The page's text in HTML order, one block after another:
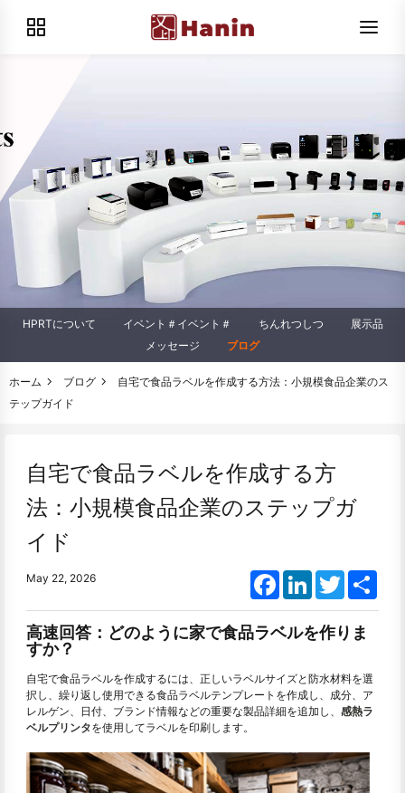
HPRTについて イベント＃イベント＃ ちんれつしつ
展示品
メッセージ
ブログ
ホーム ブログ
自宅で食品ラベルを作成する方法：小規模食品企業のス
テップガイド
自宅で食品ラベルを作成する方
法：小規模食品企業のステップガ
イド
May 22, 2026 FacebookLinkedInTwitter
高速回答：どのように家で食品ラベルを作りま
すか？
自宅で食品ラベルを作成するには、正しいラベルサイズと防水材料を選
択し、繰り返し使用できる食品ラベルテンプレートを作成し、成分、ア
レルゲン、日付、ブランド情報などの重要な製品詳細を追加し、 感熱ラ
ベルプリンタを使用してラベルを印刷します。